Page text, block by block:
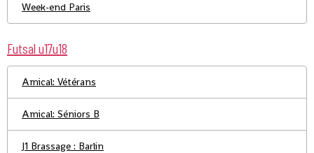
Week-end Paris
Futsal u17u18
Amical: Vétérans
Amical: Séniors B
J1 Brassage : Barlin